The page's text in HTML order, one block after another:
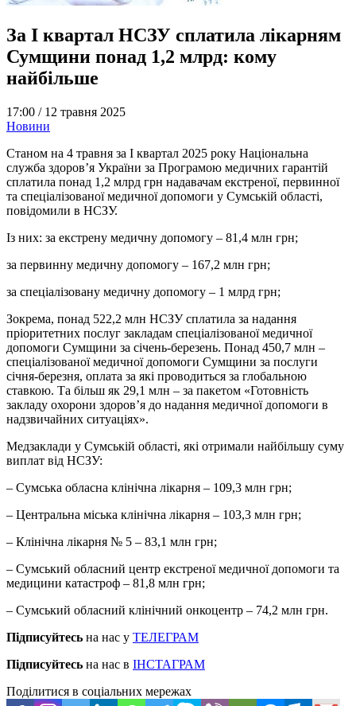
За I квартал НСЗУ сплатила лікарням
Сумщини понад 1,2 млрд: кому
найбільше
17:00 / 12 травня 2025
Новини
Станом на 4 травня за I квартал 2025 року Національна
служба здоров’я України за Програмою медичних гарантій
сплатила понад 1,2 млрд грн надавачам екстреної, первинної
та спеціалізованої медичної допомоги у Сумській області,
повідомили в НСЗУ.
Із них: за екстрену медичну допомогу – 81,4 млн грн;
за первинну медичну допомогу – 167,2 млн грн;
за спеціалізовану медичну допомогу – 1 млрд грн;
Зокрема, понад 522,2 млн НСЗУ сплатила за надання
пріоритетних послуг закладам спеціалізованої медичної
допомоги Сумщини за січень-березень. Понад 450,7 млн –
спеціалізованої медичної допомоги Сумщини за послуги
січня-березня, оплата за які проводиться за глобальною
ставкою. Та більш як 29,1 млн – за пакетом «Готовність
закладу охорони здоров’я до надання медичної допомоги в
надзвичайних ситуаціях».
Медзаклади у Сумській області, які отримали найбільшу суму
виплат від НСЗУ:
– Сумська обласна клінічна лікарня – 109,3 млн грн;
– Центральна міська клінічна лікарня – 103,3 млн грн;
– Клінічна лікарня № 5 – 83,1 млн грн;
– Сумський обласний центр екстреної медичної допомоги та
медицини катастроф – 81,8 млн грн;
– Сумський обласний клінічний онкоцентр – 74,2 млн грн.
Підписуйтесь на нас у ТЕЛЕГРАМ
Підписуйтесь на нас в ІНСТАГРАМ
Поділитися в соціальних мережах